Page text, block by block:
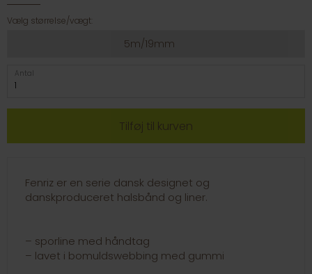
Vælg størrelse/vægt:
5m/19mm
Antal
Fenriz er en serie dansk designet og
danskproduceret halsbånd og liner.
– sporline med håndtag
– lavet i bomuldswebbing med gummi